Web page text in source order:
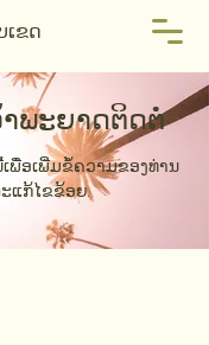
ຂດ
ພະຍາດຕິດຕໍ່
ພື່ອເພີ່ມຂໍ້ຄວາມຂອງທ່ານ
ແກ້ໄຂຂ້ອຍ.